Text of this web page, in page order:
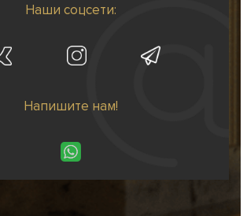
Наши соцсети:
Напишите нам!